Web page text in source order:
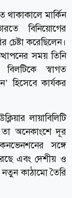
থাকাকালে মার্কিন
বিনিয়োগের
চেষ্টা করেছিলেন।
সময় তিনি
স্বাগত
হিসেবে কার্যকর
লায়াবিলিটি
অনেকাংশে দূর
সঙ্গে
এবং দেশীয় ও
নতুন কাঠামো তৈরি